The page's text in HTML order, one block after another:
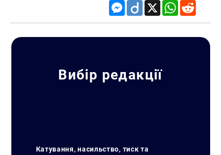
Messenger
Diigo X WhatsApp
Вибір редакції
Катування, насильство, тиск та